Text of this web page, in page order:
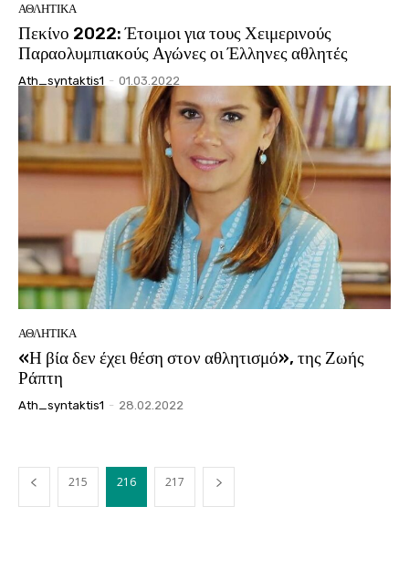
ΑΘΛΗΤΙΚΑ
Πεκίνο 2022: Έτοιμοι για τους Χειμερινούς
Παραολυμπιακούς Αγώνες οι Έλληνες αθλητές
Ath_syntaktis1 - 01.03.2022
ΑΘΛΗΤΙΚΑ
«Η βία δεν έχει θέση στον αθλητισμό», της Ζωής
Ράπτη
Ath_syntaktis1 - 28.02.2022
215 216 217